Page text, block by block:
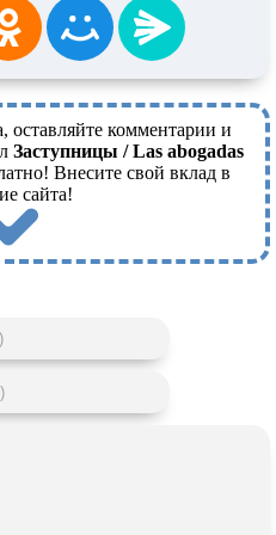
оставляйте комментарии и
Заступницы / Las abogadas
Внесите свой вклад в
сайта!